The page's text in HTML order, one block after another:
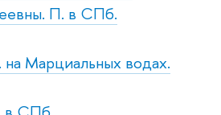
П. в СПб.
Марциальных водах.